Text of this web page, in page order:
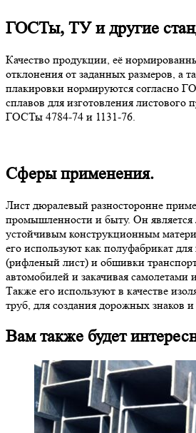
ГОСТы, ТУ и другие
Качество продукции, её
отклонения от заданных размеров, а
плакировки нормируются согласно
сплавов для изготовления листового
ГОСТы 4784-74 и 1131-76.
Сферы применения.
Лист дюралевый разносторонне
промышленности и быту. Он является
устойчивым конструкционным
его используют как полуфабрикат для
(рифленый лист) и обшивки
автомобилей и закачивая самолетами
Также его используют в качестве
труб, для создания дорожных знаков
Вам также будет